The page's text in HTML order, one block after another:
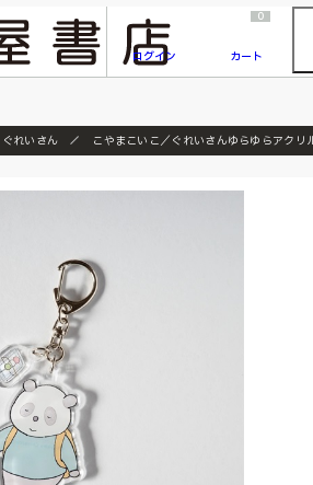
『ONE PIECE magazine 021 ONE PIECEカード付き同梱版』発売延期のご案内
ログイン
0
カート
ぐれいさん こやまこいこ／ぐれいさんゆらゆらアクリ